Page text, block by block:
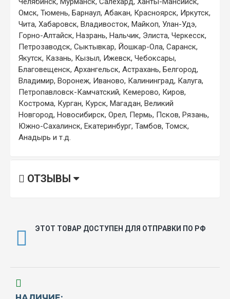
Омск, Тюмень, Барнаул, Абакан, Красноярск, Иркутск,
Чита, Хабаровск, Владивосток, Майкоп, Улан-Удэ,
Горно-Алтайск, Назрань, Нальчик, Элиста, Черкесск,
Петрозаводск, Сыктывкар, Йошкар-Ола, Саранск,
Якутск, Казань, Кызыл, Ижевск, Чебоксары,
Благовещенск, Архангельск, Астрахань, Белгород,
Владимир, Воронеж, Иваново, Калининград, Калуга,
Петропавловск-Камчатский, Кемерово, Киров,
Кострома, Курган, Курск, Магадан, Великий
Новгород, Новосибирск, Орел, Пермь, Псков, Рязань,
Южно-Сахалинск, Екатеринбург, Тамбов, Томск,
Анадырь и т.д.
ОТЗЫВЫ
ЭТОТ ТОВАР ДОСТУПЕН ДЛЯ ОТПРАВКИ ПО РФ